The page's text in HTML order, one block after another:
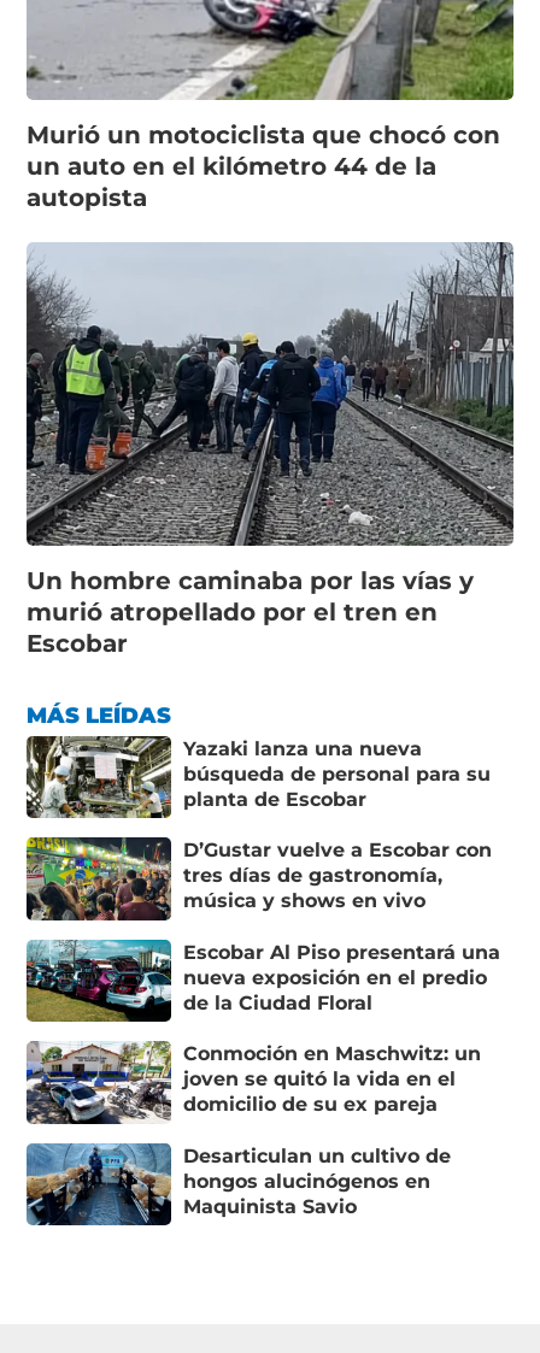
Murió un motociclista que chocó con
un auto en el kilómetro 44 de la
autopista
Un hombre caminaba por las vías y
murió atropellado por el tren en
Escobar
MÁS LEÍDAS
Yazaki lanza una nueva
búsqueda de personal para su
planta de Escobar
D’Gustar vuelve a Escobar con
tres días de gastronomía,
música y shows en vivo
Escobar Al Piso presentará una
nueva exposición en el predio
de la Ciudad Floral
Conmoción en Maschwitz: un
joven se quitó la vida en el
domicilio de su ex pareja
Desarticulan un cultivo de
hongos alucinógenos en
Maquinista Savio